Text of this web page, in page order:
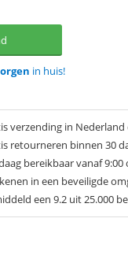
in huis!
verzending in Nederland
retourneren binnen 30
bereikbaar vanaf 9:00
in een beveiligde
een 9.2 uit 25.000